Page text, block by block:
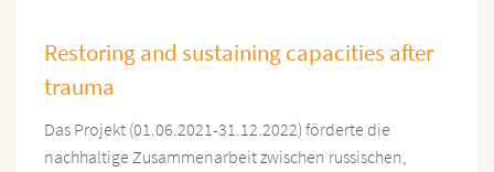
Restoring and sustaining capacities after
trauma
Das Projekt (01.06.2021-31.12.2022) förderte die
nachhaltige Zusammenarbeit zwischen russischen,